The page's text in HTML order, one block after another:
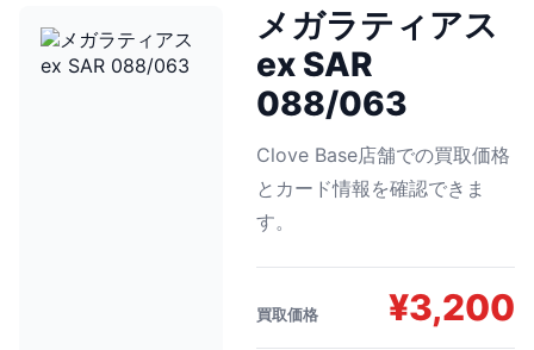
メガラティアス
ex SAR
088/063
Clove Base店舗での買取価格
とカード情報を確認できま
す。
買取価格 ¥3,200